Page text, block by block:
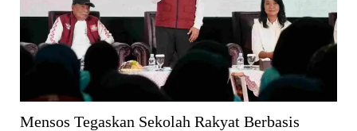
Mensos Tegaskan Sekolah Rakyat Berbasis